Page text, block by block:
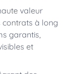
valeur
à long
garantis,
et